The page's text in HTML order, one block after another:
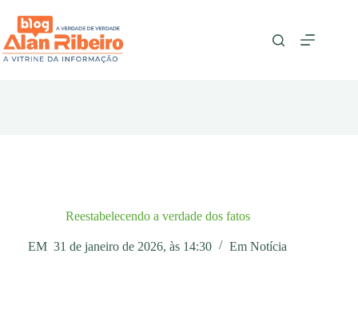
para
conteúdo
Reestabelecendo a verdade dos fatos
EM 31 de janeiro de 2026, às 14:30 Em Notícia